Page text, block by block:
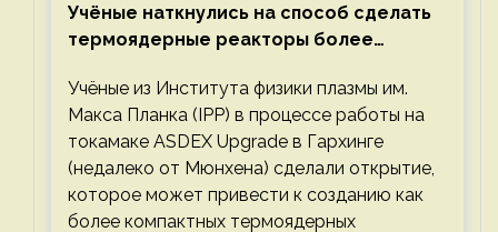
Учёные наткнулись на способ сделать
термоядерные реакторы более
Учёные из Института физики плазмы им.
Макса Планка (IPP) в процессе работы на
токамаке ASDEX Upgrade в Гархинге
(недалеко от Мюнхена) сделали открытие,
которое может привести к созданию как
более компактных термоядерных